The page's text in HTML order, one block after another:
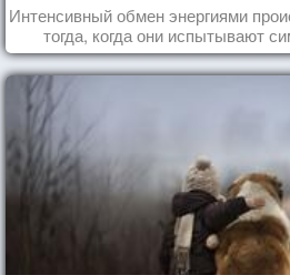
Интенсивный обмен энергиями
тогда, когда они испытывают